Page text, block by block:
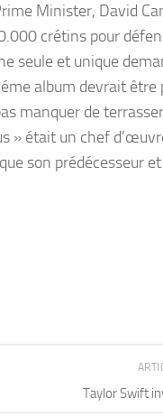
Minister, David
crétins pour
seule et unique
album devrait être
manquer de
» était un chef
son prédécesseur
Taylor Swift